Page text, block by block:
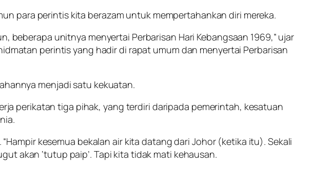
para perintis kita berazam untuk mempertahankan diri mereka.
beberapa unitnya menyertai Perbarisan Hari Kebangsaan 1969,” ujar
perintis yang hadir di rapat umum dan menyertai Perbarisan
menjadi satu kekuatan.
perikatan tiga pihak, yang terdiri daripada pemerintah, kesatuan
kesemua bekalan air kita datang dari Johor (ketika itu). Sekali
akan ‘tutup paip’. Tapi kita tidak mati kehausan.